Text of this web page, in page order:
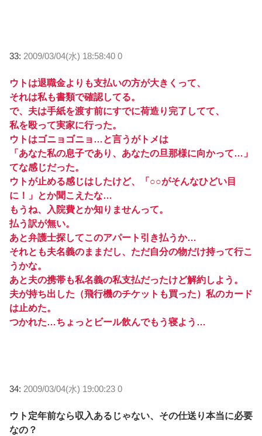
33: 2009/03/04(水) 18:58:40 0
ウトは退職金よりも支払いの方が大きくって、
それは私も書類で確認してる。
で、夫は手紙を渡す前にすでに荷造り完了してて、
私を殴って実家に行った。
ウトはゴニョゴニョ…と言うがトメは
「あなた私の息子であり、あなたの旦那様に向かって…」
てな感じだった。
ウトが止める感じはしたけど、「○○がそんなひどい目
に！」とか聞こえたな…
もうね、入院費とか知りませんって。
払う訳が無い。
あと弁護士探してこのアパート引き払うか…
それとも夫名義のままだし、ただ自分の物だけ持って行こ
うかな。
あと夫の携帯も私名義の私支払だったけど解約しよう。
夫が持ち出した（飛行機のチケットも買った）私のカード
は止めた。
つかれた…ちょっとビール飲んでもう寝よう…
34: 2009/03/04(水) 19:00:23 0
ウト定年前なら収入あるじゃない、その仕送り本当に必要
なの？